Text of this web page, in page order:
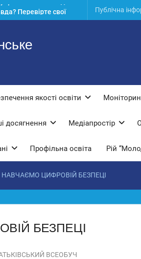
до своєї
з окупації
боротьби з
Публічна
якості освіти
досягнення Медіапростір
Профільна освіта Рій
НАВЧАЄМО ЦИФРОВІЙ БЕЗПЕЦІ
БЕЗПЕЦІ
ВСЕОБУЧ